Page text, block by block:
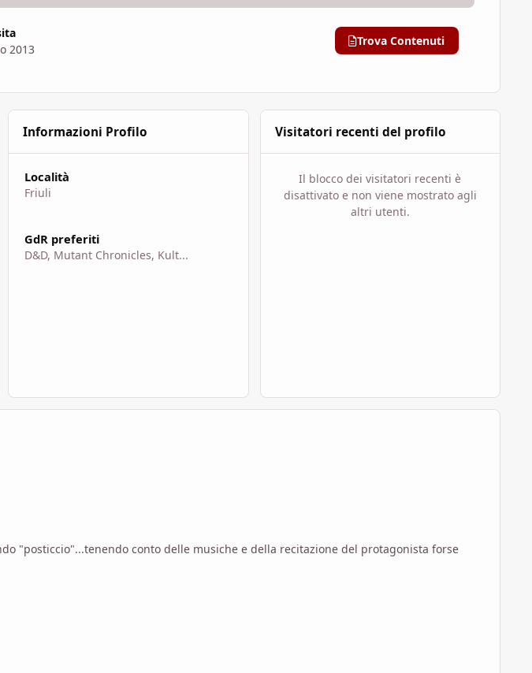
2013
Trova Contenuti
Informazioni Profilo
Località
Friuli
GdR preferiti
D&D, Mutant Chronicles, Kult...
Visitatori recenti del profilo
Il blocco dei visitatori recenti è
disattivato e non viene mostrato agli
altri utenti.
"posticcio"...tenendo conto delle musiche e della recitazione del protagonista forse